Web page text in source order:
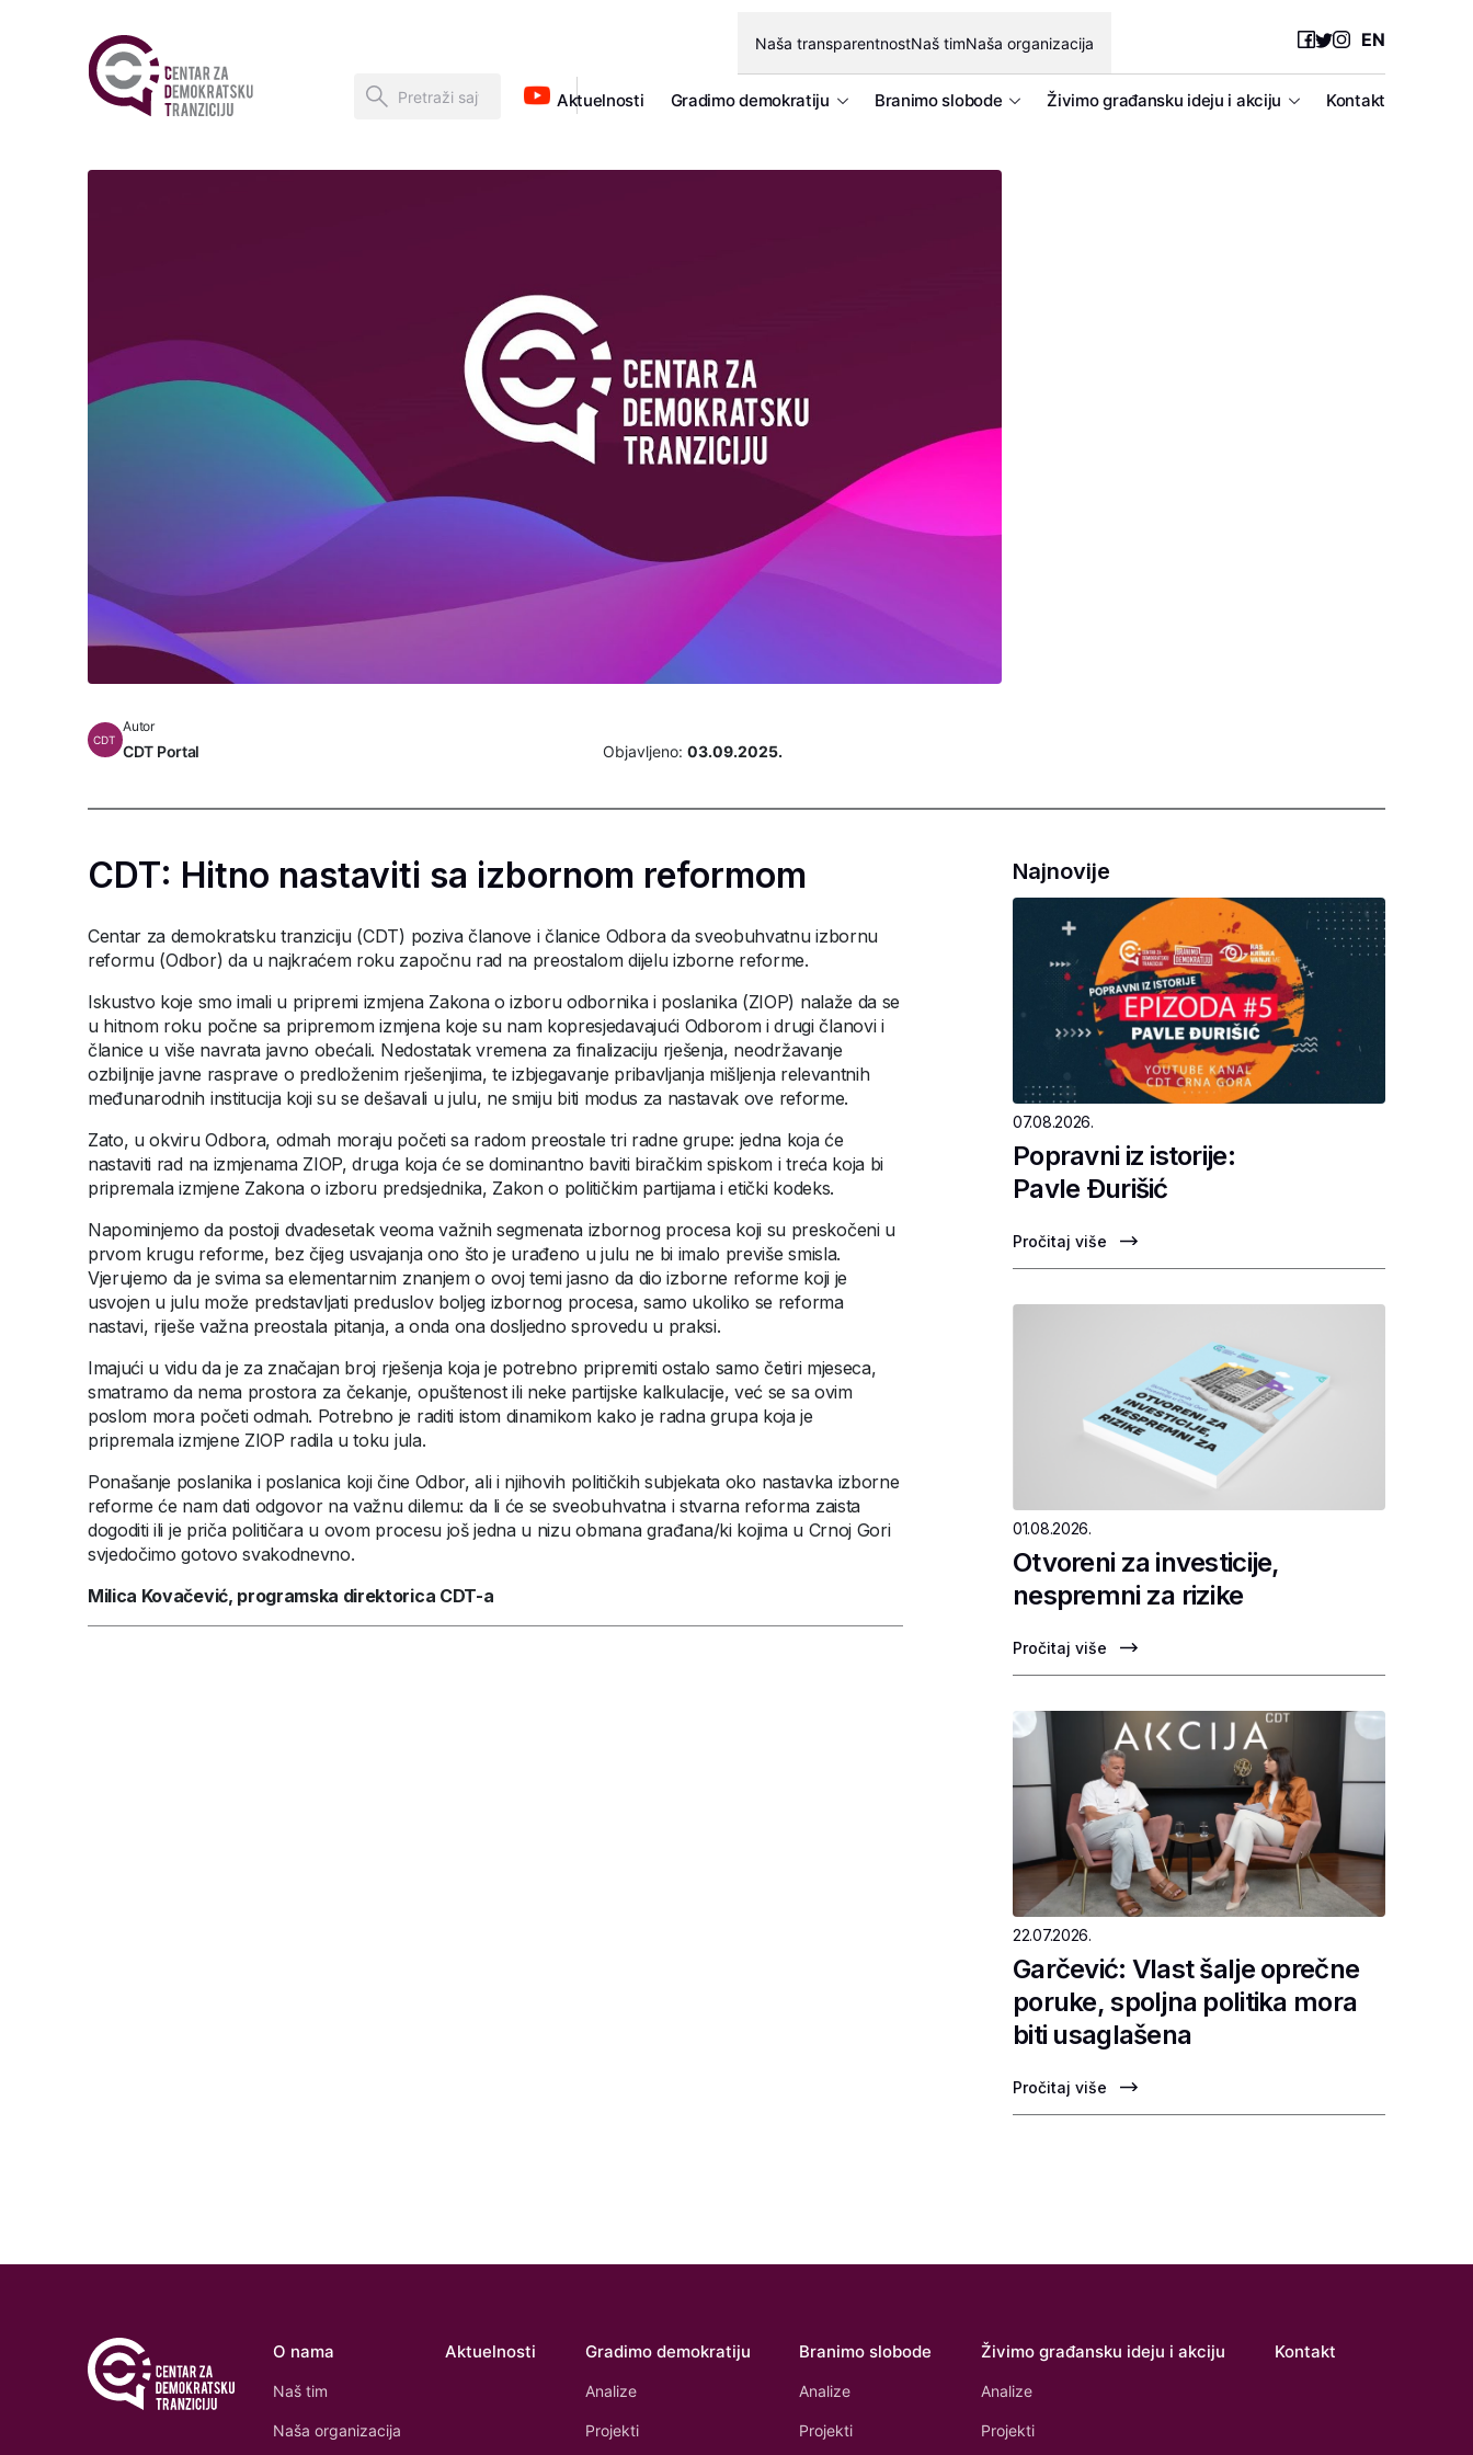
Naša transparentnostNaš timNaša organizacija
Aktuelnosti Gradimo demokratiju Branimo slobode Živimo građansku ideju i akciju Kontakt
EN
CDT
Autor
CDT Portal Objavljeno: 03.09.2025.
CDT: Hitno nastaviti sa izbornom reformom
Centar za demokratsku tranziciju (CDT) poziva članove i članice Odbora da sveobuhvatnu izbornu
reformu (Odbor) da u najkraćem roku započnu rad na preostalom dijelu izborne reforme.
Iskustvo koje smo imali u pripremi izmjena Zakona o izboru odbornika i poslanika (ZIOP) nalaže da se
u hitnom roku počne sa pripremom izmjena koje su nam kopresjedavajući Odborom i drugi članovi i
članice u više navrata javno obećali. Nedostatak vremena za finalizaciju rješenja, neodržavanje
ozbiljnije javne rasprave o predloženim rješenjima, te izbjegavanje pribavljanja mišljenja relevantnih
međunarodnih institucija koji su se dešavali u julu, ne smiju biti modus za nastavak ove reforme.
Zato, u okviru Odbora, odmah moraju početi sa radom preostale tri radne grupe: jedna koja će
nastaviti rad na izmjenama ZIOP, druga koja će se dominantno baviti biračkim spiskom i treća koja bi
pripremala izmjene Zakona o izboru predsjednika, Zakon o političkim partijama i etički kodeks.
Napominjemo da postoji dvadesetak veoma važnih segmenata izbornog procesa koji su preskočeni u
prvom krugu reforme, bez čijeg usvajanja ono što je urađeno u julu ne bi imalo previše smisla.
Vjerujemo da je svima sa elementarnim znanjem o ovoj temi jasno da dio izborne reforme koji je
usvojen u julu može predstavljati preduslov boljeg izbornog procesa, samo ukoliko se reforma
nastavi, riješe važna preostala pitanja, a onda ona dosljedno sprovedu u praksi.
Imajući u vidu da je za značajan broj rješenja koja je potrebno pripremiti ostalo samo četiri mjeseca,
smatramo da nema prostora za čekanje, opuštenost ili neke partijske kalkulacije, već se sa ovim
poslom mora početi odmah. Potrebno je raditi istom dinamikom kako je radna grupa koja je
pripremala izmjene ZIOP radila u toku jula.
Ponašanje poslanika i poslanica koji čine Odbor, ali i njihovih političkih subjekata oko nastavka izborne
reforme će nam dati odgovor na važnu dilemu: da li će se sveobuhvatna i stvarna reforma zaista
dogoditi ili je priča političara u ovom procesu još jedna u nizu obmana građana/ki kojima u Crnoj Gori
svjedočimo gotovo svakodnevno.
Milica Kovačević, programska direktorica CDT-a
Najnovije
07.08.2026.
Popravni iz istorije:
Pavle Ðurišić
Pročitaj više
01.08.2026.
Otvoreni za investicije,
nespremni za rizike
Pročitaj više
22.07.2026.
Garčević: Vlast šalje oprečne
poruke, spoljna politika mora
biti usaglašena
Pročitaj više
O nama
Naš tim
Naša organizacija
Aktuelnosti Gradimo demokratiju
Analize
Projekti
Branimo slobode
Analize
Projekti
Živimo građansku ideju i akciju
Analize
Projekti
Kontakt